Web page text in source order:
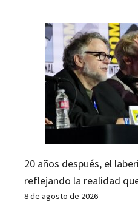
20 años después, el
reflejando la realidad
8 de agosto de 2026